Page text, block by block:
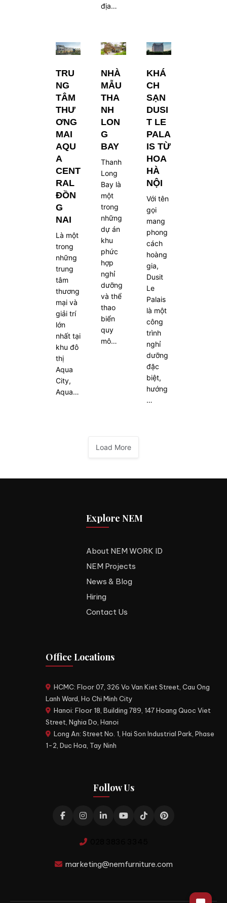
địa…
TRU
NG
TÂM
THƯ
ƠNG
MAI
AQU
A
CENT
RAL
ĐỒN
G
NAI
Là một
trong
những
trung
tâm
thương
mại và
giải trí
lớn
nhất tại
khu đô
thị
Aqua
City,
Aqua…
NHÀ
MẪU
THA
NH
LON
G
BAY
Thanh
Long
Bay là
một
trong
những
dự án
khu
phức
hợp
nghỉ
dưỡng
và thể
thao
biển
quy
mô…
KHÁ
CH
SẠN
DUSI
T LE
PALA
IS TỪ
HOA
HÀ
NỘI
Với tên
gọi
mang
phong
cách
hoàng
gia,
Dusit
Le
Palais
là một
công
trình
nghỉ
dưỡng
đặc
biệt,
hướng
…
Load More
Explore NEM
About NEM WORK ID
NEM Projects
News & Blog
Hiring
Contact Us
Office Locations
HCMC: Floor 07, 326 Vo Van Kiet Street, Cau Ong
Lanh Ward, Ho Chi Minh City
Hanoi: Floor 18, Building 789, 147 Hoang Quoc Viet
Street, Nghia Do, Hanoi
Long An: Street No. 1, Hai Son Industrial Park, Phase
1-2, Duc Hoa, Tay Ninh
Follow Us
marketing@nemfurniture.com